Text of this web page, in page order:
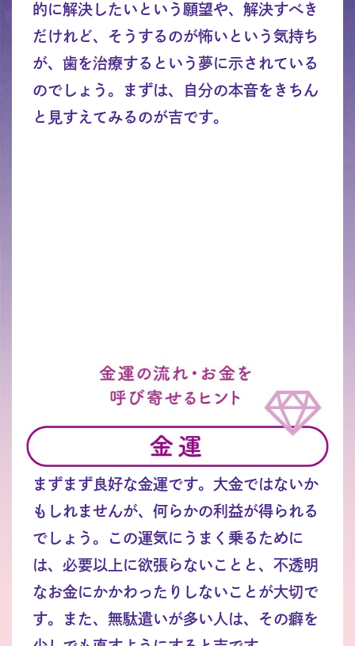
的に解決したいという願望や、解決すべき
だけれど、そうするのが怖いという気持ち
が、歯を治療するという夢に示されている
のでしょう。まずは、自分の本音をきちん
と見すえてみるのが吉です。
まずまず良好な金運です。大金ではないか
もしれませんが、何らかの利益が得られる
でしょう。この運気にうまく乗るために
は、必要以上に欲張らないことと、不透明
なお金にかかわったりしないことが大切で
す。また、無駄遣いが多い人は、その癖を